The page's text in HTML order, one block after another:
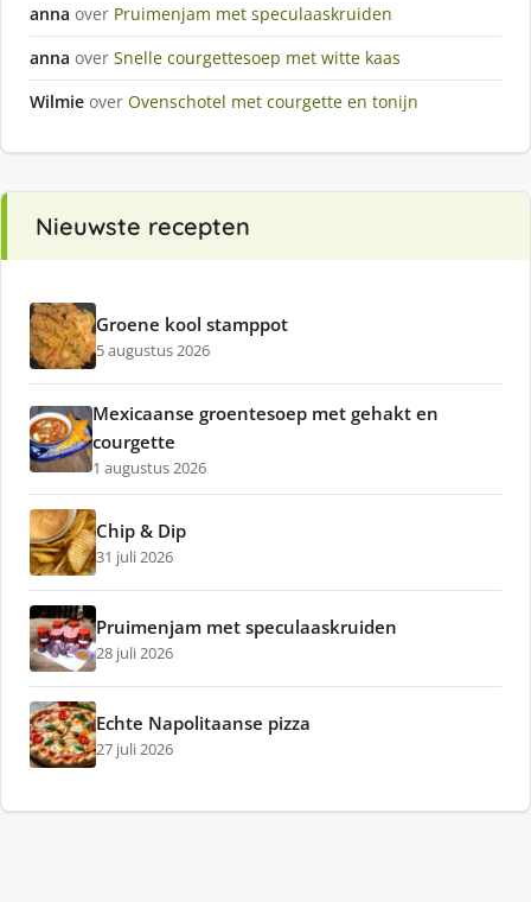
anna over Pruimenjam met speculaaskruiden
anna over Snelle courgettesoep met witte kaas
Wilmie over Ovenschotel met courgette en tonijn
Nieuwste recepten
Groene kool stamppot
5 augustus 2026
Mexicaanse groentesoep met gehakt en
courgette
1 augustus 2026
Chip & Dip
31 juli 2026
Pruimenjam met speculaaskruiden
28 juli 2026
Echte Napolitaanse pizza
27 juli 2026